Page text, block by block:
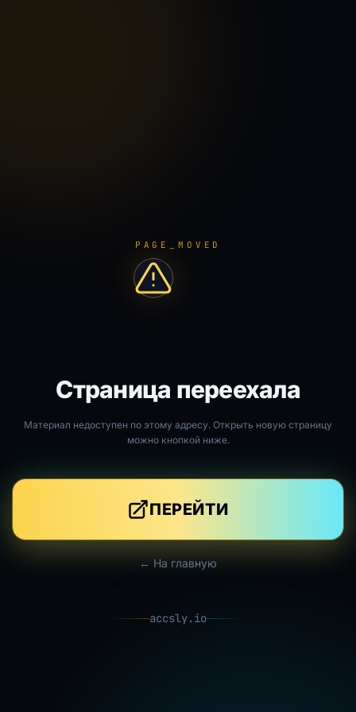
PAGE_MOVED
Страница переехала
Материал недоступен по этому адресу. Открыть новую страницу
можно кнопкой ниже.
ПЕРЕЙТИ
← На главную
accsly.io